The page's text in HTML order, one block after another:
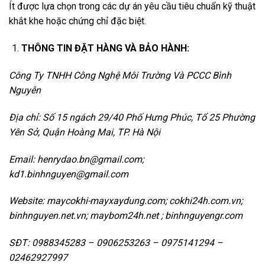
Ít được lựa chọn trong các dự án yêu cầu tiêu chuẩn kỹ thuật
khắt khe hoặc chứng chỉ đặc biệt.
THÔNG TIN ĐẶT HÀNG VÀ BẢO HÀNH:
Công Ty TNHH Công Nghệ Môi Trường Và PCCC Bình
Nguyên
Địa chỉ: Số 15 ngách 29/40 Phố Hưng Phúc, Tổ 25 Phường
Yên Sở, Quận Hoàng Mai, TP. Hà Nội
Email: henrydao.bn@gmail.com;
kd1.binhnguyen@gmail.com
Website: maycokhi-mayxaydung.com; cokhi24h.com.vn;
binhnguyen.net.vn; maybom24h.net ; binhnguyengr.com
SĐT: 0988345283 – 0906253263 – 0975141294 –
02462927997